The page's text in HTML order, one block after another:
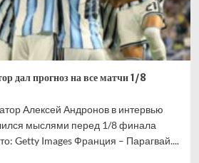
дал прогноз на все матчи 1/8
Алексей Андронов в интервью
мыслями перед 1/8 финала
Getty Images Франция – Парагвай....